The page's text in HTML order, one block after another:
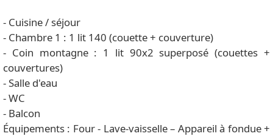
- Cuisine / séjour
- Chambre 1 : 1 lit 140 (couette + couverture)
- Coin montagne : 1 lit 90x2 superposé (couettes +
couvertures)
- Salle d'eau
- WC
- Balcon
Équipements : Four - Lave-vaisselle – Appareil à fondue +